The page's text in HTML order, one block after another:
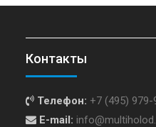
Контакты
Телефон: +7 (495) 979-
E-mail: